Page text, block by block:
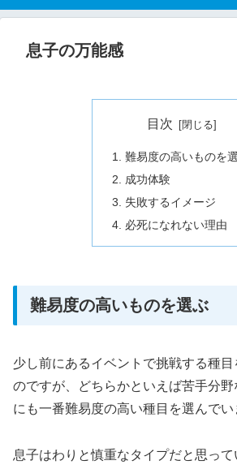
息子の万能感
目次
難易度の高いものを
成功体験
失敗するイメージ
必死になれない理由
難易度の高いものを選ぶ
少し前にあるイベントで挑戦する種
のですが、どちらかといえば苦手分
にも一番難易度の高い種目を選んでい
息子はわりと慎重なタイプだと思っ